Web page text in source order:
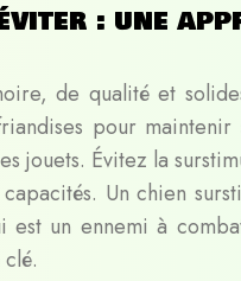
: une
de qualité et
pour
jouets. Évitez la
Un chien
est un ennemi à